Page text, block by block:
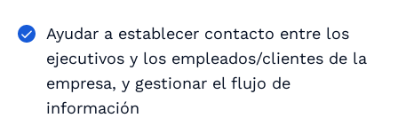
Ayudar a establecer contacto entre los
ejecutivos y los empleados/clientes de la
empresa, y gestionar el flujo de
información